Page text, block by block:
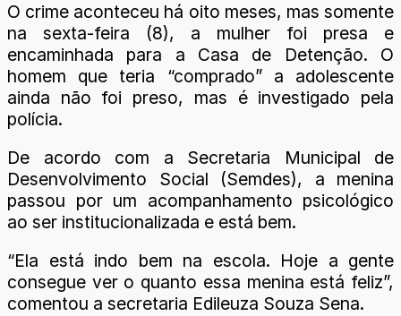
O crime aconteceu há oito meses, mas somente
na sexta-feira (8), a mulher foi presa e
encaminhada para a Casa de Detenção. O
homem que teria “comprado” a adolescente
ainda não foi preso, mas é investigado pela
polícia.
De acordo com a Secretaria Municipal de
Desenvolvimento Social (Semdes), a menina
passou por um acompanhamento psicológico
ao ser institucionalizada e está bem.
“Ela está indo bem na escola. Hoje a gente
consegue ver o quanto essa menina está feliz”,
comentou a secretaria Edileuza Souza Sena.